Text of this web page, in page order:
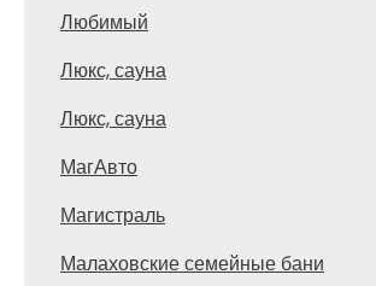
Любимый
Люкс, сауна
Люкс, сауна
МагАвто
Магистраль
Малаховские семейные бани